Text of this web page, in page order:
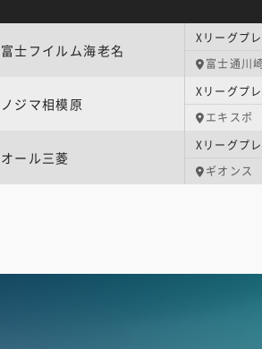
富士フイルム海老名
Xリーグプ
富士通川
ノジマ相模原
Xリーグプ
エキスポ
オール三菱
Xリーグプ
ギオンス